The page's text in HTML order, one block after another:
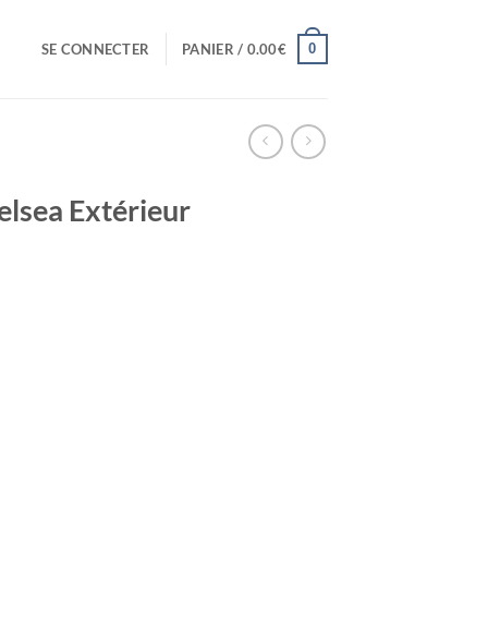
SE CONNECTER PANIER / 0.00€ 0
Extérieur